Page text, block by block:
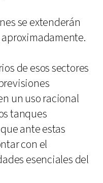
se extenderán
de esos sectores
un uso racional
tanques
ante estas
con el
esenciales del